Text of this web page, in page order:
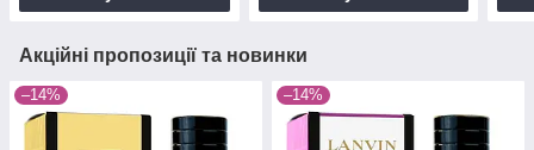
Акційні пропозиції та новинки
–14% –14%